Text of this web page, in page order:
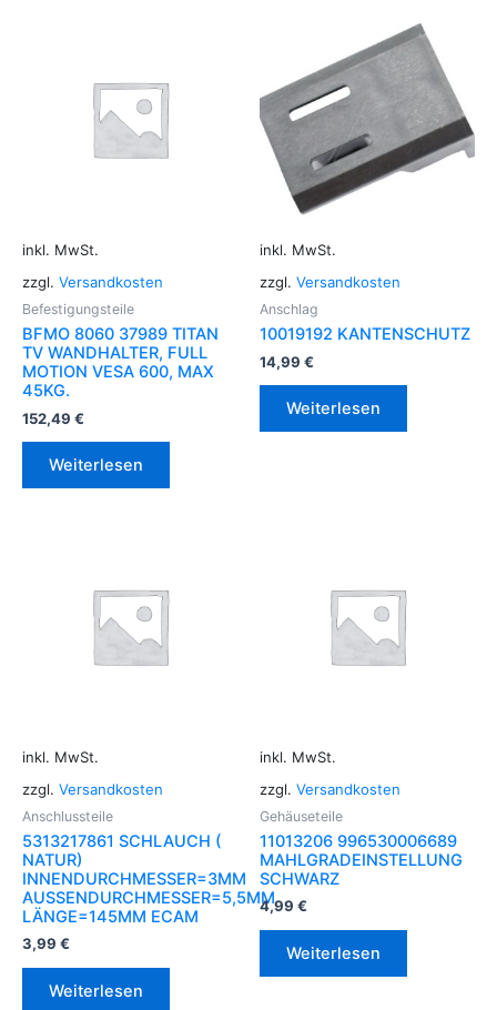
inkl. MwSt.
zzgl. Versandkosten
Befestigungsteile
BFMO 8060 37989 TITAN
TV WANDHALTER, FULL
MOTION VESA 600, MAX
45KG.
152,49 €
Weiterlesen
inkl. MwSt.
zzgl. Versandkosten
Anschlag
10019192 KANTENSCHUTZ
14,99 €
Weiterlesen
inkl. MwSt.
zzgl. Versandkosten
Anschlussteile
5313217861 SCHLAUCH (
NATUR)
INNENDURCHMESSER=3MM
AUSSENDURCHMESSER=5,5MM
LÄNGE=145MM ECAM
3,99 €
Weiterlesen
inkl. MwSt.
zzgl. Versandkosten
Gehäuseteile
11013206 996530006689
MAHLGRADEINSTELLUNG
SCHWARZ
4,99 €
Weiterlesen